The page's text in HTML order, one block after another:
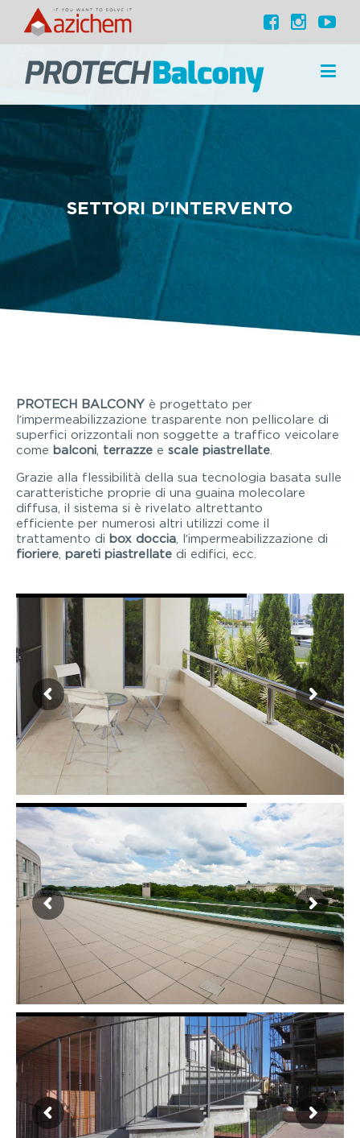
SETTORI D'INTERVENTO
PROTECH BALCONY è progettato per
l’impermeabilizzazione trasparente non pellicolare di
superfici orizzontali non soggette a traffico veicolare
come balconi terrazze e scale piastrellate
Grazie alla flessibilità della sua tecnologia basata sulle
caratteristiche proprie di una guaina molecolare
diffusa, il sistema si è rivelato altrettanto
efficiente per numerosi altri utilizzi come il
trattamento di box doccia , l’impermeabilizzazione di
fioriere pareti piastrellate di edifici, ecc.